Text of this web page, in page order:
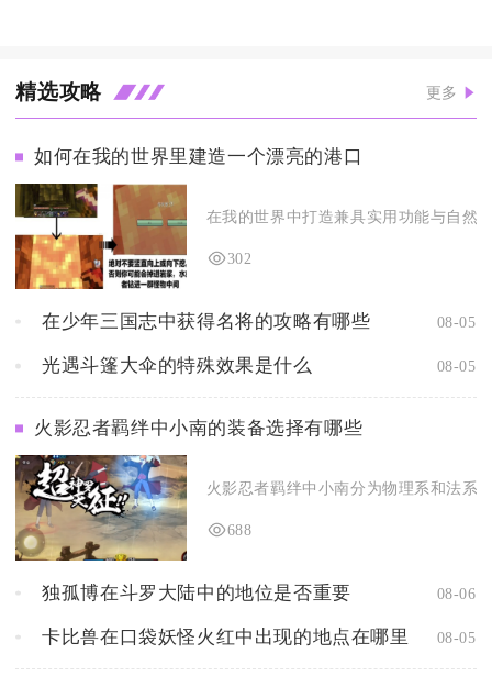
精选攻略 更多
如何在我的世界里建造一个漂亮的港口
在我的世界中打造兼具实用功能与自然
302
在少年三国志中获得名将的攻略有哪些 08-05
光遇斗篷大伞的特殊效果是什么 08-05
火影忍者羁绊中小南的装备选择有哪些
火影忍者羁绊中小南分为物理系和法系
688
独孤博在斗罗大陆中的地位是否重要 08-06
卡比兽在口袋妖怪火红中出现的地点在哪里 08-05